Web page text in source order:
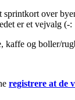
sprintkort over
er et vejvalg (-
kaffe og boller/
registrere at de